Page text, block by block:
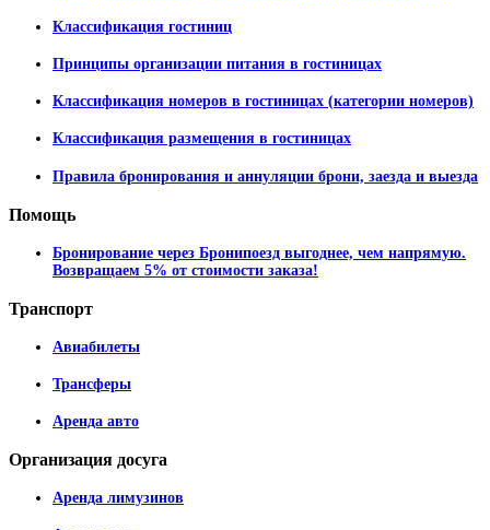
Классификация гостиниц
Принципы организации питания в гостиницах
Классификация номеров в гостиницах (категории номеров)
Классификация размещения в гостиницах
Правила бронирования и аннуляции брони, заезда и выезда
Помощь
Бронирование через Бронипоезд выгоднее, чем напрямую.
Возвращаем 5% от стоимости заказа!
Транспорт
Авиабилеты
Трансферы
Аренда авто
Организация досуга
Аренда лимузинов